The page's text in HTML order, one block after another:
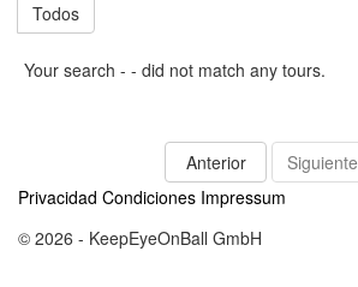
Todos
Your search - - did not match any tours.
Anterior
Siguiente
Privacidad Condiciones Impressum
© 2026 - KeepEyeOnBall GmbH